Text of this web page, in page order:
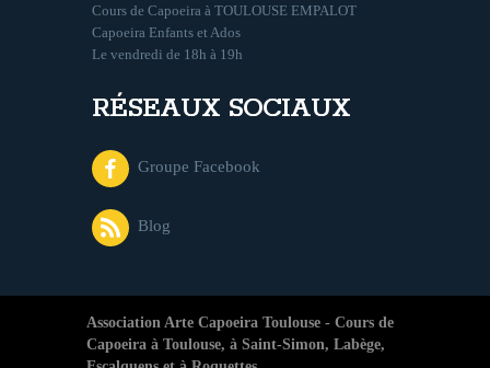
Cours de Capoeira à TOULOUSE EMPALOT
Capoeira Enfants et Ados
Le vendredi de 18h à 19h
RÉSEAUX SOCIAUX
Groupe Facebook
Blog
Association Arte Capoeira Toulouse - Cours de
Capoeira à Toulouse, à Saint-Simon, Labège,